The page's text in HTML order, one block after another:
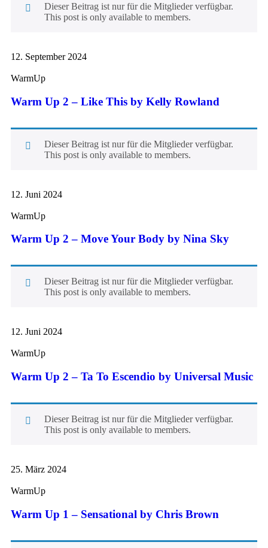
Dieser Beitrag ist nur für die Mitglieder verfügbar.
This post is only available to members.
12. September 2024
WarmUp
Warm Up 2 – Like This by Kelly Rowland
Dieser Beitrag ist nur für die Mitglieder verfügbar.
This post is only available to members.
12. Juni 2024
WarmUp
Warm Up 2 – Move Your Body by Nina Sky
Dieser Beitrag ist nur für die Mitglieder verfügbar.
This post is only available to members.
12. Juni 2024
WarmUp
Warm Up 2 – Ta To Escendio by Universal Music
Dieser Beitrag ist nur für die Mitglieder verfügbar.
This post is only available to members.
25. März 2024
WarmUp
Warm Up 1 – Sensational by Chris Brown